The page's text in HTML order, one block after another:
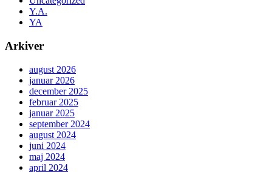
Y.A.
YA
Arkiver
august 2026
januar 2026
december 2025
februar 2025
januar 2025
september 2024
august 2024
juni 2024
maj 2024
april 2024